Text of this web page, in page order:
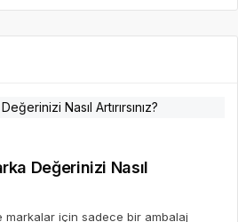
Değerinizi Nasıl
markalar için sadece bir ambalaj